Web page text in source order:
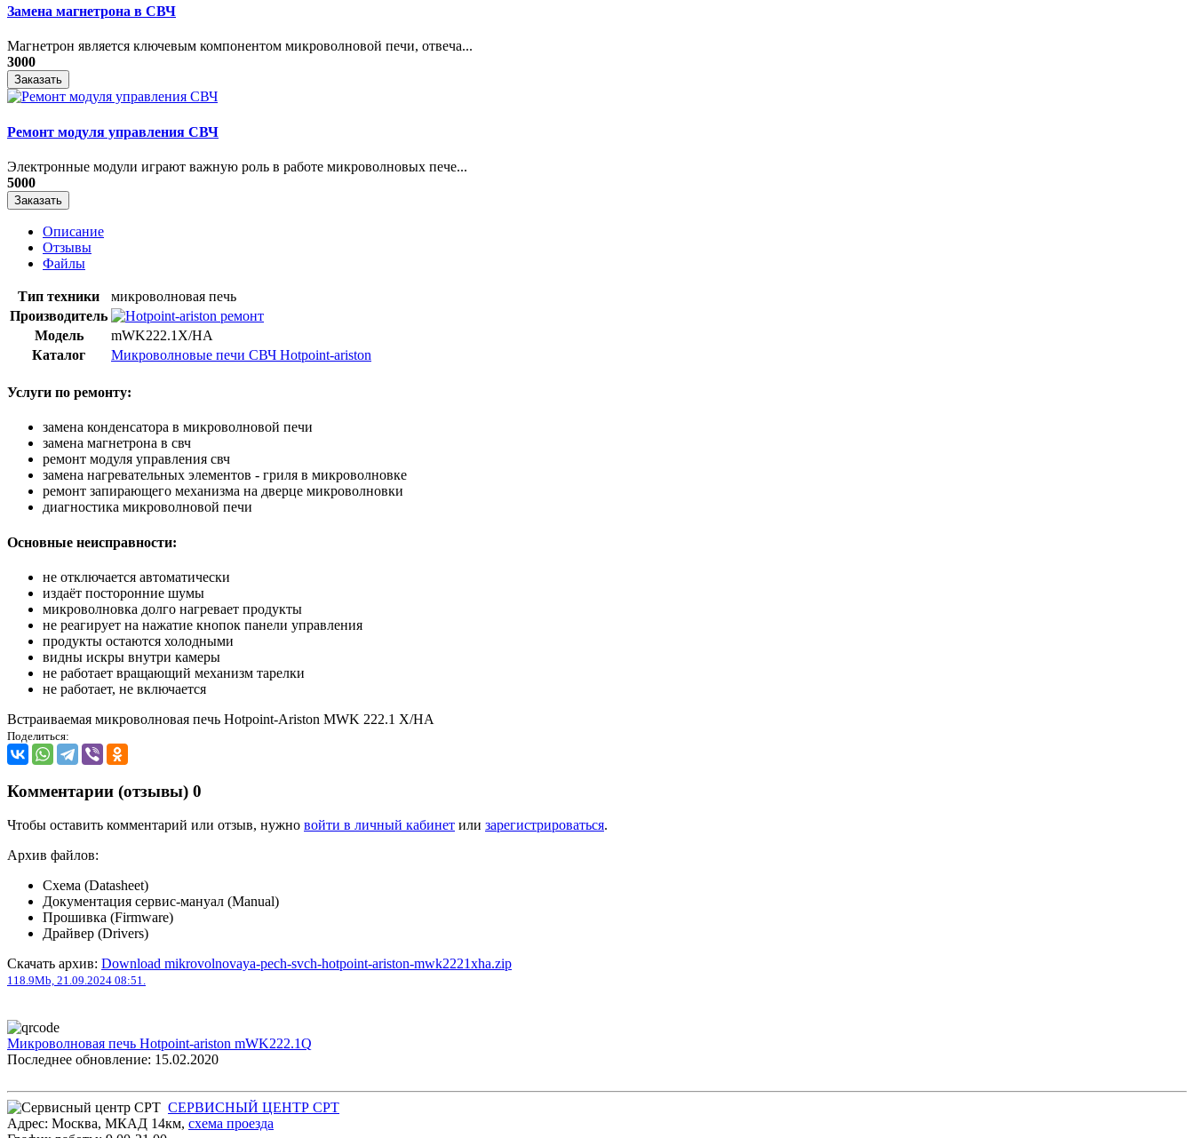
Замена магнетрона в СВЧ
Магнетрон является ключевым компонентом микроволновой печи, отвеча...
3000
Заказать
Ремонт модуля управления СВЧ
​Электронные модули играют важную роль в работе микроволновых пече...
5000
Заказать
Описание
Отзывы
Файлы
Тип техники
микроволновая печь
Производитель
Модель
mWK222.1X/HA
Каталог
Микроволновые печи СВЧ Hotpoint-ariston
Услуги по ремонту:
замена конденсатора в микроволновой печи
замена магнетрона в свч
ремонт модуля управления свч
замена нагревательных элементов - гриля в микроволновке
ремонт запирающего механизма на дверце микроволновки
диагностика микроволновой печи
Основные неисправности:
не отключается автоматически
издаёт посторонние шумы
микроволновка долго нагревает продукты
не реагирует на нажатие кнопок панели управления
продукты остаются холодными
видны искры внутри камеры
не работает вращающий механизм тарелки
не работает, не включается
Встраиваемая микроволновая печь Hotpoint-Ariston MWK 222.1 X/HA
Поделиться:
Комментарии (отзывы) 0
Чтобы оставить комментарий или отзыв, нужно войти в личный кабинет или зарегистрироваться.
Архив файлов:
Схема (Datasheet)
Документация сервис-мануал (Manual)
Прошивка (Firmware)
Драйвер (Drivers)
Скачать архив: Download mikrovolnovaya-pech-svch-hotpoint-ariston-mwk2221xha.zip
118.9Mb, 21.09.2024 08:51.
Микроволновая печь Hotpoint-ariston mWK222.1Q
Последнее обновление: 15.02.2020
СЕРВИСНЫЙ ЦЕНТР СРТ
Адрес: Москва, МКАД 14км, cхема проезда